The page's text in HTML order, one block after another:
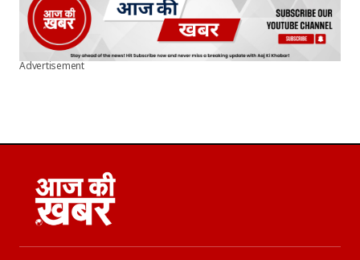
Advertisement